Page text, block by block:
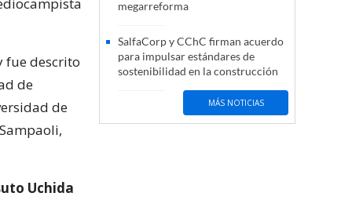
fue descrito
de
de
Uchida
megarreforma
SalfaCorp y CChC firman acuerdo
para impulsar estándares de
sostenibilidad en la construcción
MÁS NOTICIAS